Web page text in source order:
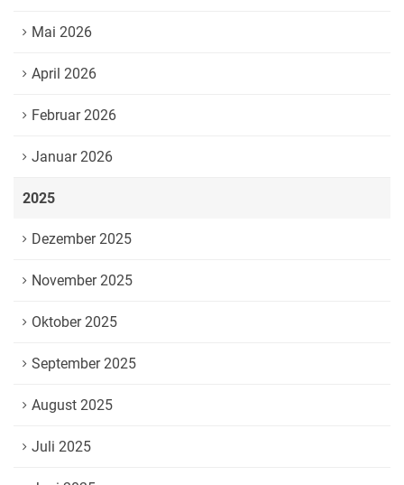
Mai 2026
April 2026
Februar 2026
Januar 2026
2025
Dezember 2025
November 2025
Oktober 2025
September 2025
August 2025
Juli 2025